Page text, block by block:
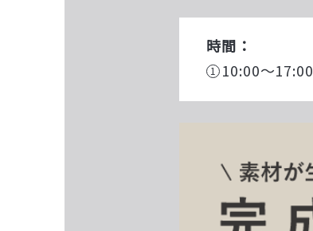
時間：
10:00～17:00